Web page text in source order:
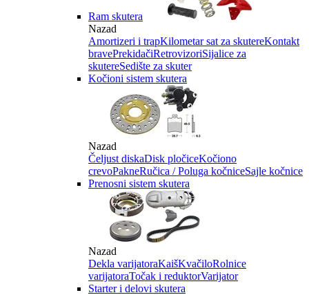
Ram skutera
Nazad
Amortizeri i trapKilometar sat za skutereKontakt
bravePrekidačiRetrovizoriSijalice za
skutereSedište za skuter
Kočioni sistem skutera
Nazad
Čeljust diskaDisk pločiceKočiono
crevoPakneRučica / Poluga kočniceSajle kočnice
Prenosni sistem skutera
Nazad
Dekla varijatoraKaišKvačiloRolnice
varijatoraTočak i reduktorVarijator
Starter i delovi skutera